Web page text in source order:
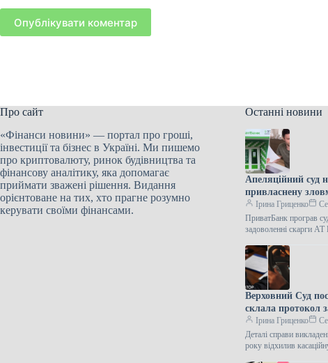
Опублікувати коментар
Про сайт
«Фінанси новини» — портал про гроші,
інвестиції та бізнес в Україні. Ми пишемо
про криптовалюту, ринок будівництва та
фінансову аналітику, яка допомагає
приймати зважені рішення. Видання
орієнтоване на тих, хто прагне розумно
керувати своїми фінансами.
Останні новини
Апеляційний суд
привласнену
Ірина Гриценко
ПриватБанк програв
задоволенні скарги
Верховний Суд
склала протокол
Ірина Гриценко
Деталі справи
року відхилив